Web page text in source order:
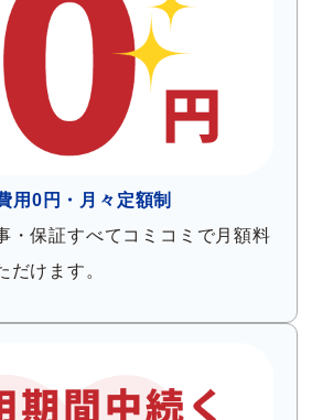
用0円・月々定額制
・保証すべてコミコミで月額料
だけます。